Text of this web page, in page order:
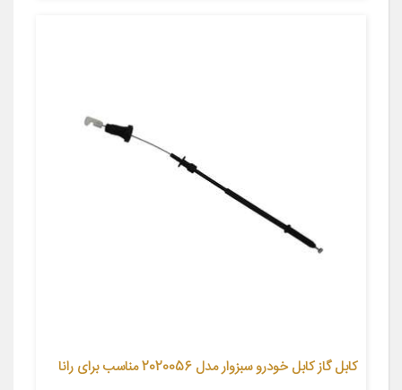
کابل گاز کابل خودرو سبزوار مدل 2020056 مناسب برای رانا